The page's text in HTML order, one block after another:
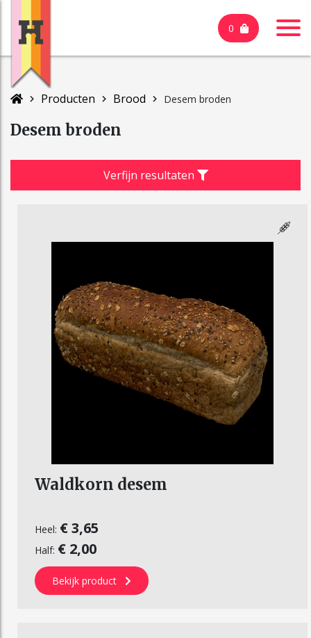
0
Producten Brood Desem broden
Desem broden
Verfijn resultaten
Waldkorn desem
Heel: € 3,65
Half: € 2,00
Bekijk product